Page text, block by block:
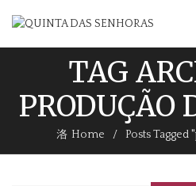
TAG
PRODUÇÃO
Home Posts